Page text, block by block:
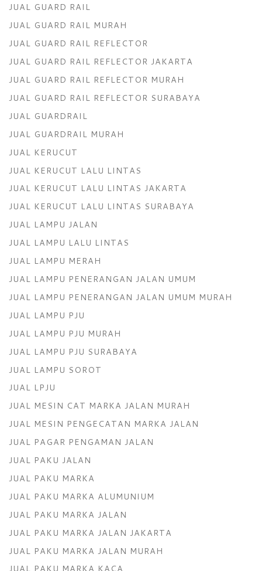
JUAL GUARD RAIL
JUAL GUARD RAIL MURAH
JUAL GUARD RAIL REFLECTOR
JUAL GUARD RAIL REFLECTOR JAKARTA
JUAL GUARD RAIL REFLECTOR MURAH
JUAL GUARD RAIL REFLECTOR SURABAYA
JUAL GUARDRAIL
JUAL GUARDRAIL MURAH
JUAL KERUCUT
JUAL KERUCUT LALU LINTAS
JUAL KERUCUT LALU LINTAS JAKARTA
JUAL KERUCUT LALU LINTAS SURABAYA
JUAL LAMPU JALAN
JUAL LAMPU LALU LINTAS
JUAL LAMPU MERAH
JUAL LAMPU PENERANGAN JALAN UMUM
JUAL LAMPU PENERANGAN JALAN UMUM MURAH
JUAL LAMPU PJU
JUAL LAMPU PJU MURAH
JUAL LAMPU PJU SURABAYA
JUAL LAMPU SOROT
JUAL LPJU
JUAL MESIN CAT MARKA JALAN MURAH
JUAL MESIN PENGECATAN MARKA JALAN
JUAL PAGAR PENGAMAN JALAN
JUAL PAKU JALAN
JUAL PAKU MARKA
JUAL PAKU MARKA ALUMUNIUM
JUAL PAKU MARKA JALAN
JUAL PAKU MARKA JALAN JAKARTA
JUAL PAKU MARKA JALAN MURAH